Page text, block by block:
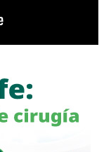
de